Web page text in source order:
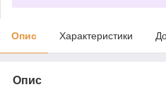
Опис Характеристики
Опис